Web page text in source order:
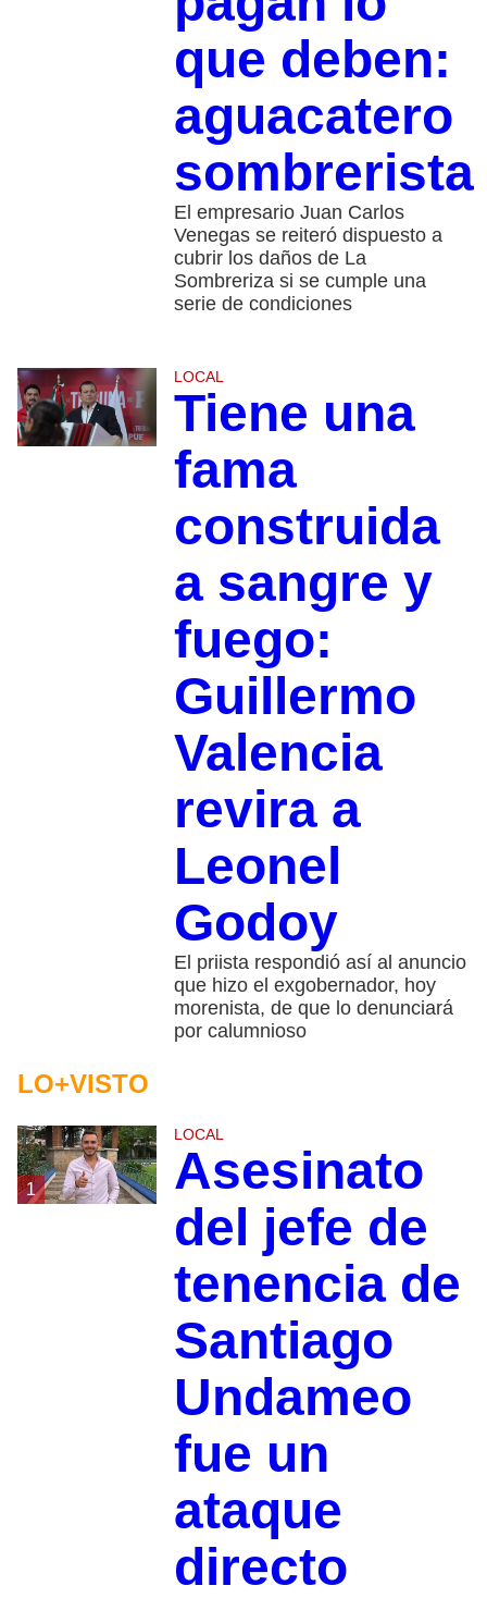
que deben:
aguacatero
sombrerista
El empresario Juan Carlos
Venegas se reiteró dispuesto a
cubrir los daños de La
Sombreriza si se cumple una
serie de condiciones
LOCAL
Tiene una
fama
construida
a sangre y
fuego:
Guillermo
Valencia
revira a
Leonel
Godoy
El priista respondió así al anuncio
que hizo el exgobernador, hoy
morenista, de que lo denunciará
por calumnioso
LO+VISTO
1
LOCAL
Asesinato
del jefe de
tenencia de
Santiago
Undameo
fue un
ataque
directo